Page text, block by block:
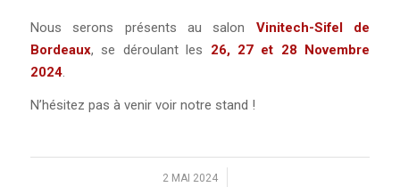
Nous serons présents au salon Vinitech-Sifel de
Bordeaux, se déroulant les 26, 27 et 28 Novembre
2024.
N’hésitez pas à venir voir notre stand !
2 MAI 2024
/